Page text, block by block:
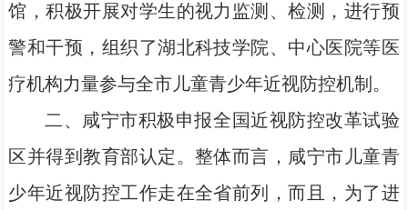
馆，积极开展对学生的视力监测、检测，进行预
警和干预，组织了湖北科技学院、中心医院等医
疗机构力量参与全市儿童青少年近视防控机制。
二、咸宁市积极申报全国近视防控改革试验
区并得到教育部认定。整体而言，咸宁市儿童青
少年近视防控工作走在全省前列，而且，为了进